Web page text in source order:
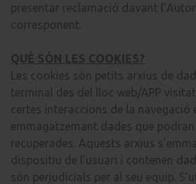
presentar reclamació davant
corresponent.
QUÈ SÓN LES COOKIES?
Les cookies són petits arxius de
terminal des del lloc web/APP
certes interaccions de la navegació
emmagatzemant dades que
recuperades. Aquests arxius
dispositiu de l’usuari i contenen
són perjudicials per al seu equip.